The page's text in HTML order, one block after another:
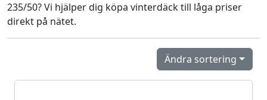
235/50? Vi hjälper dig köpa vinterdäck till låga priser
direkt på nätet.
Ändra sortering